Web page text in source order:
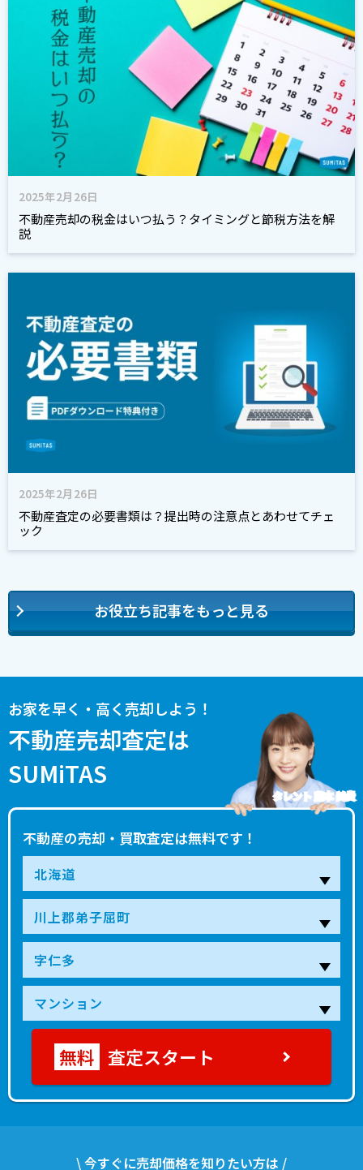
2025年2月26日
不動産売却の税金はいつ払う？タイミングと節税方法を解
説
2025年2月26日
不動産査定の必要書類は？提出時の注意点とあわせてチェ
ック
お役立ち記事をもっと見る
お家を早く・高く売却しよう！
不動産売却査定は
SUMiTAS
不動産の売却・買取査定は無料です！
タレント 藤本 美貴
査定スタート
\ 今すぐに売却価格を知りたい方は /